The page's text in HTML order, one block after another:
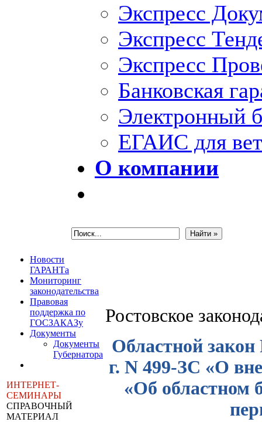
Экспресс
Экспресс
Экспресс
Банковская
Электронный
ЕГАИС для
О компании
Новости
ГАРАНТа
Мониторинг
законодательства
Правовая
поддержка по
ГОСЗАКАЗу
Документы
Документы
Губернатора
ИНТЕРНЕТ-
СЕМИНАРЫ
СПРАВОЧНЫЙ
МАТЕРИАЛ
Ростовское
Областной закон
г. N 499-ЗС «О
«Об областном